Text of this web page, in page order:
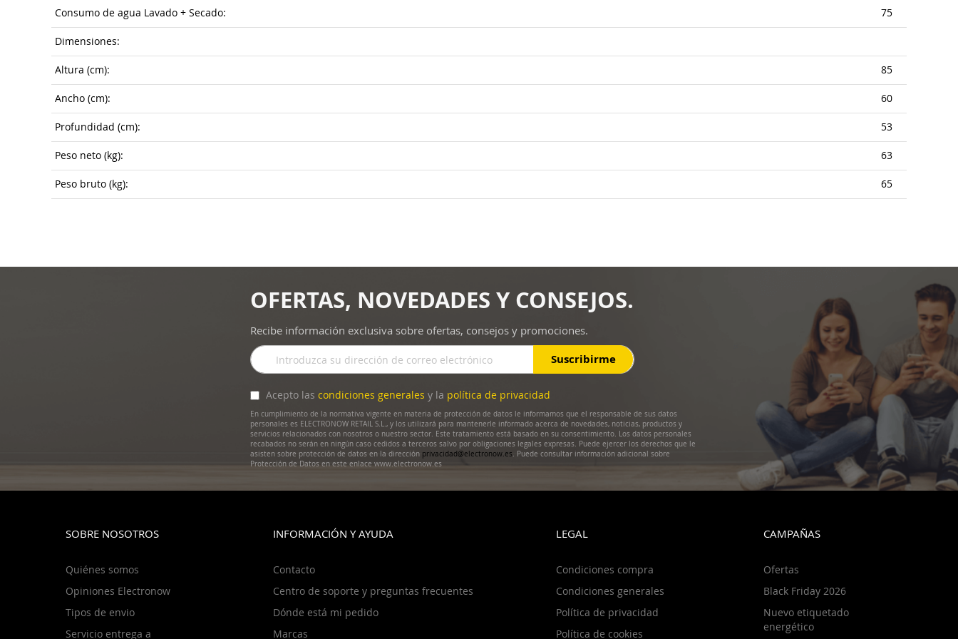
Consumo de agua Lavado + Secado: 75
Dimensiones:
Altura (cm): 85
Ancho (cm): 60
Profundidad (cm): 53
Peso neto (kg): 63
Peso bruto (kg): 65
OFERTAS, NOVEDADES Y CONSEJOS.
Recibe información exclusiva sobre ofertas, consejos y promociones.
Inscríbase
a
boletín
de
noticias:
Suscribirme
Acepto las condiciones generales y la política de privacidad
En cumplimiento de la normativa vigente en materia de protección de datos le informamos que el responsable de sus datos
personales es ELECTRONOW RETAIL S.L., y los utilizará para mantenerle informado acerca de novedades, noticias, productos y
servicios relacionados con nosotros o nuestro sector. Este tratamiento está basado en su consentimiento. Los datos personales
recabados no serán en ningún caso cedidos a terceros salvo por obligaciones legales expresas. Puede ejercer los derechos que le
asisten sobre protección de datos en la dirección privacidad@electronow.es. Puede consultar información adicional sobre
Protección de Datos en este enlace www.electronow.es
SOBRE NOSOTROS
Quiénes somos
Opiniones Electronow
Tipos de envio
Servicio entrega a
INFORMACIÓN Y AYUDA
Contacto
Centro de soporte y preguntas frecuentes
Dónde está mi pedido
Marcas
LEGAL
Condiciones compra
Condiciones generales
Política de privacidad
Política de cookies
CAMPAÑAS
Ofertas
Black Friday 2026
Nuevo etiquetado
energético